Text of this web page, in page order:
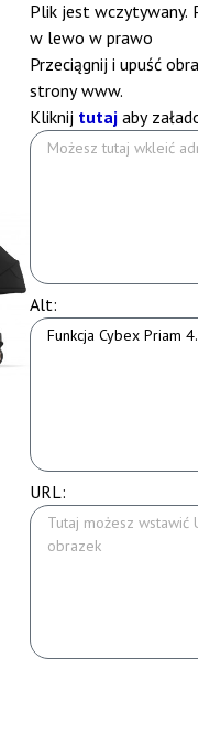
Plik jest wczytywany.
w lewo w prawo
Przeciągnij i upuść
strony www.
Kliknij tutajaby
Alt:
URL: